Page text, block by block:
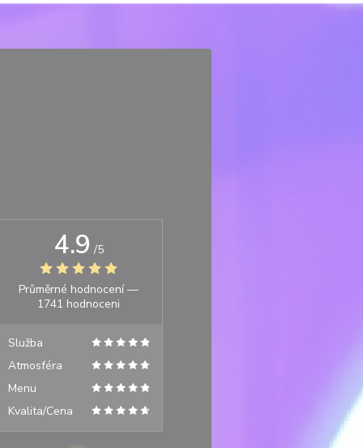
4.9 /5
Průměrné hodnocení —
1741 hodnoceni
Služba
Atmosféra
Menu
Kvalita/Cena